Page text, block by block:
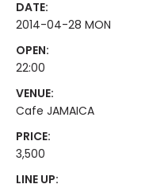
DATE:
2014-04-28 MON
OPEN:
22:00
VENUE:
Cafe JAMAICA
PRICE:
3,500
LINE UP: